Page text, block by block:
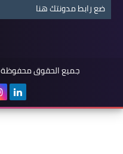
ضع رابط مدونتك هنا
جميع الحقوق محفوظة